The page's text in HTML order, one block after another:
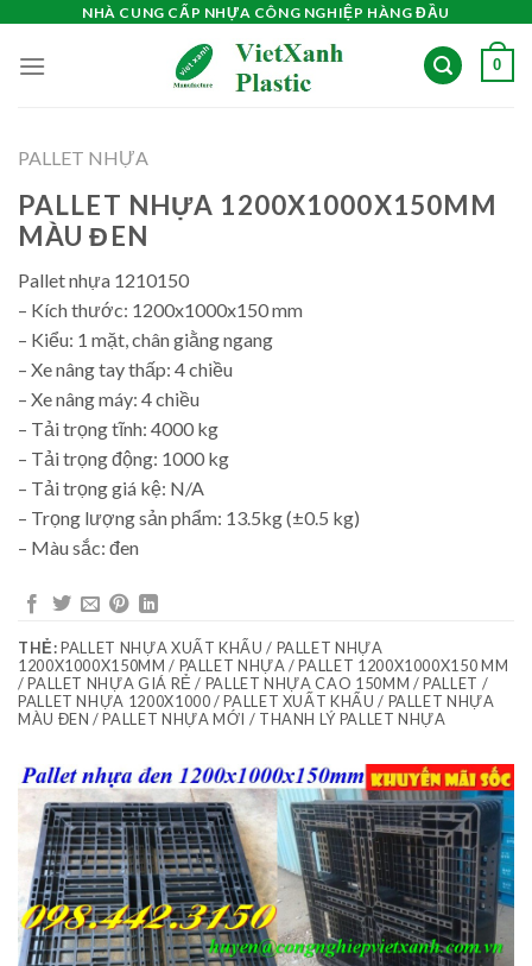
content
NHÀ CUNG CẤP NHỰA CÔNG NGHIỆP HÀNG ĐẦU
0
PALLET NHỰA
PALLET NHỰA 1200X1000X150MM
MÀU ĐEN
Pallet nhựa 1210150
– Kích thước: 1200x1000x150 mm
– Kiểu: 1 mặt, chân giằng ngang
– Xe nâng tay thấp: 4 chiều
– Xe nâng máy: 4 chiều
– Tải trọng tĩnh: 4000 kg
– Tải trọng động: 1000 kg
– Tải trọng giá kệ: N/A
– Trọng lượng sản phẩm: 13.5kg (±0.5 kg)
– Màu sắc: đen
THẺ:PALLET NHỰA XUẤT KHẨU / PALLET NHỰA
1200X1000X150MM / PALLET NHỰA / PALLET 1200X1000X150 MM
/ PALLET NHỰA GIÁ RẺ / PALLET NHỰA CAO 150MM / PALLET /
PALLET NHỰA 1200X1000 / PALLET XUẤT KHẨU / PALLET NHỰA
MÀU ĐEN / PALLET NHỰA MỚI / THANH LÝ PALLET NHỰA